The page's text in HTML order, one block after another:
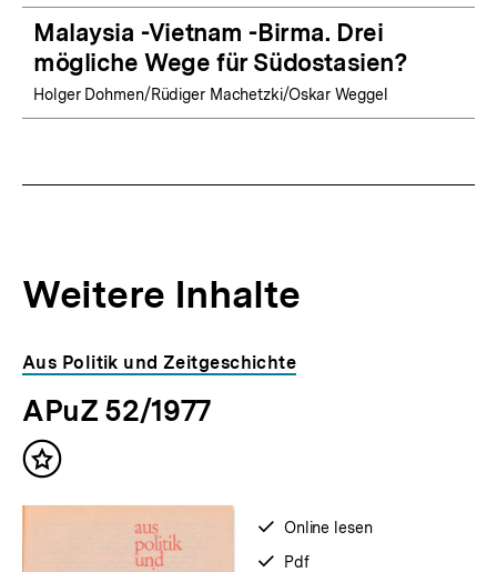
Malaysia -Vietnam -Birma. Drei
mögliche Wege für Südostasien?
Holger Dohmen/Rüdiger Machetzki/Oskar Weggel
Weitere Inhalte
Inhaltskarousell
für
weitere
Inhalte
Inhaltskarussell
überspringen
Aus Politik und Zeitgeschichte
APuZ 52/1977
Inhalt
verfügbar
Online lesen
verfügbar
Pdf